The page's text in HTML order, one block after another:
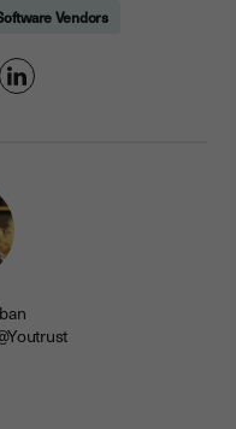
Vendors